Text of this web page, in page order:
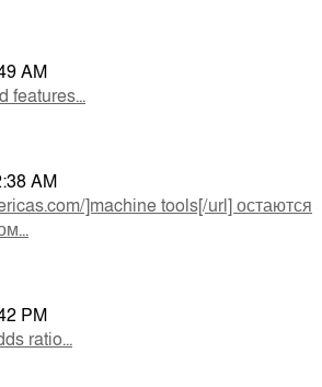
AM
features...
AM
]machine tools[/url] остаются
PM
ratio...